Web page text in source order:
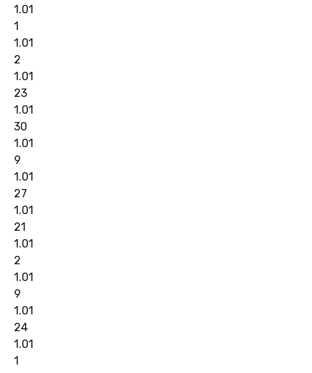
1.01
1
1.01
2
1.01
23
1.01
30
1.01
9
1.01
27
1.01
21
1.01
2
1.01
9
1.01
24
1.01
1